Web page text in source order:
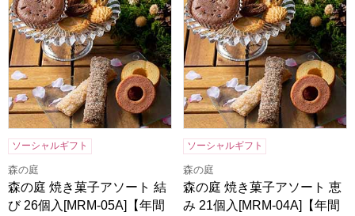
ソーシャルギフト
森の庭
森の庭 焼き菓子アソート 結
び 26個入[MRM-05A]【年間
ソーシャルギフト
森の庭
森の庭 焼き菓子アソート 恵
み 21個入[MRM-04A]【年間